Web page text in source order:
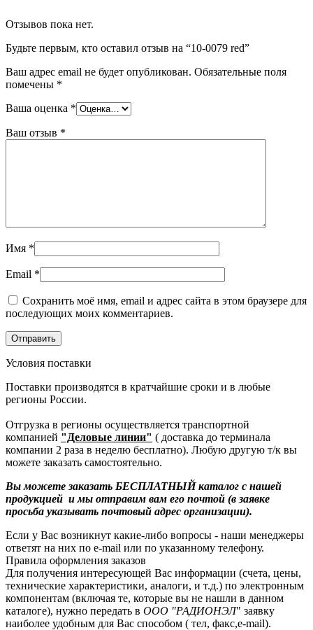
Отзывов пока нет.
Будьте первым, кто оставил отзыв на “10-0079 red”
Ваш адрес email не будет опубликован. Обязательные поля
помечены *
Ваша оценка *
Ваш отзыв *
Имя *
Email *
Сохранить моё имя, email и адрес сайта в этом браузере для
последующих моих комментариев.
Условия поставки
Поставки производятся в кратчайшие сроки и в любые
регионы России.
Отгрузка в регионы осуществляется транспортной
компанией "Деловые линии" ( доставка до терминала
компании 2 раза в неделю бесплатно). Любую другую т/к вы
можете заказать самостоятельно.
Вы можете заказать БЕСПЛАТНЫЙ каталог с нашей
продукцией и мы отправим вам его почтой (в заявке
просьба указывать почтовый адрес организации).
Если у Вас возникнут какие-либо вопросы - наши менеджеры
ответят на них по e-mail или по указанному телефону.
Правила оформления заказов
Для получения интересующей Вас информации (счета, цены,
технические характеристики, аналоги, и т.д.) по электронным
компонентам (включая те, которые вы не нашли в данном
каталоге), нужно передать в ООО "РАДИОНЭЛ" заявку
наиболее удобным для Вас способом ( тел, факс,e-mail).